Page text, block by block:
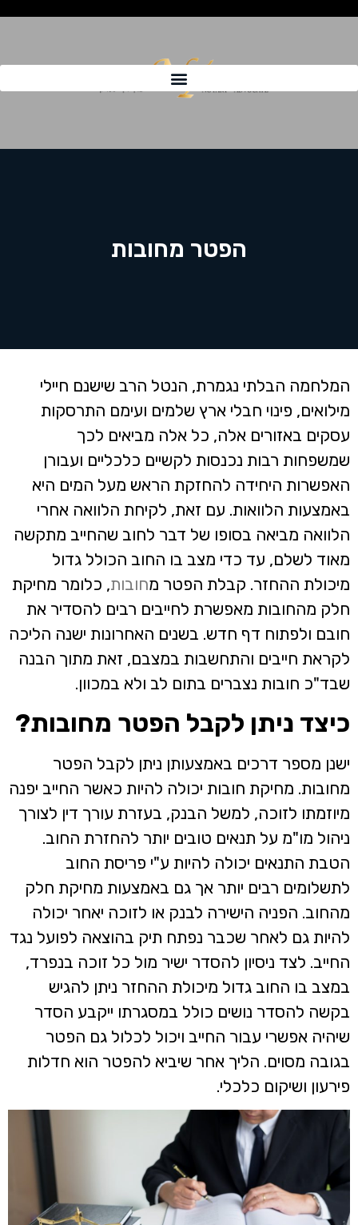
הפטר מחובות
המלחמה הבלתי נגמרת, הנטל הרב שישנם חיילי
מילואים, פינוי חבלי ארץ שלמים ועימם התרסקות
עסקים באזורים אלה, כל אלה מביאים לכך
שמשפחות רבות נכנסות לקשיים כלכליים ועבורן
האפשרות היחידה להחזקת הראש מעל המים היא
באמצעות הלוואות. עם זאת, לקיחת הלוואה אחרי
הלוואה מביאה בסופו של דבר לחוב שהחייב מתקשה
מאוד לשלם, עד כדי מצב בו החוב הכולל גדול
מיכולת ההחזר. קבלת הפטר מחובות, כלומר מחיקת
חלק מהחובות מאפשרת לחייבים רבים להסדיר את
חובם ולפתוח דף חדש. בשנים האחרונות ישנה הליכה
לקראת חייבים והתחשבות במצבם, זאת מתוך הבנה
שבד"כ חובות נצברים בתום לב ולא במכוון.
כיצד ניתן לקבל הפטר מחובות?
ישנן מספר דרכים באמצעותן ניתן לקבל הפטר
מחובות. מחיקת חובות יכולה להיות כאשר החייב יפנה
מיוזמתו לזוכה, למשל הבנק, בעזרת עורך דין לצורך
ניהול מו"מ על תנאים טובים יותר להחזרת החוב.
הטבת התנאים יכולה להיות ע"י פריסת החוב
לתשלומים רבים יותר אך גם באמצעות מחיקת חלק
מהחוב. הפניה הישירה לבנק או לזוכה יאחר יכולה
להיות גם לאחר שכבר נפתח תיק בהוצאה לפועל נגד
החייב. לצד ניסיון להסדר ישיר מול כל זוכה בנפרד,
במצב בו החוב גדול מיכולת ההחזר ניתן להגיש
בקשה להסדר נושים כולל במסגרתו ייקבע הסדר
שיהיה אפשרי עבור החייב ויכול לכלול גם הפטר
בגובה מסוים. הליך אחר שיביא להפטר הוא חדלות
פירעון ושיקום כלכלי.